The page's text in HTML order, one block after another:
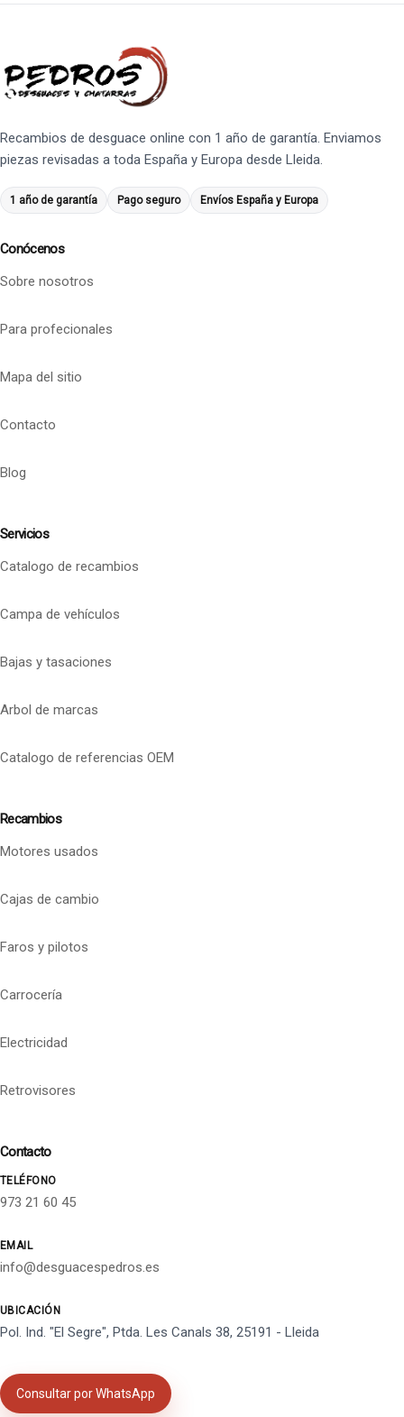
Recambios de desguace online con 1 año de garantía. Enviamos
piezas revisadas a toda España y Europa desde Lleida.
1 año de garantía Pago seguro Envíos España y Europa
Conócenos
Sobre nosotros
Para profecionales
Mapa del sitio
Contacto
Blog
Servicios
Catalogo de recambios
Campa de vehículos
Bajas y tasaciones
Arbol de marcas
Catalogo de referencias OEM
Recambios
Motores usados
Cajas de cambio
Faros y pilotos
Carrocería
Electricidad
Retrovisores
Contacto
TELÉFONO
973 21 60 45
EMAIL
info@desguacespedros.es
UBICACIÓN
Pol. Ind. "El Segre", Ptda. Les Canals 38, 25191 - Lleida
Consultar por WhatsApp